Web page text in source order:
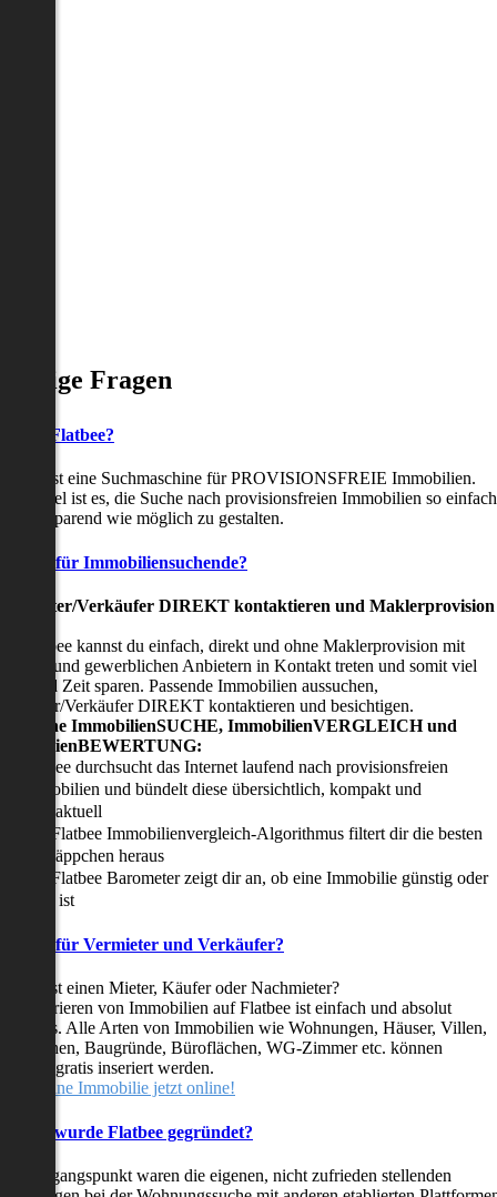
Fragen
ist Flatbee?
ist eine Suchmaschine für PROVISIONSFREIE Immobilien.
Ziel ist es, die Suche nach provisionsfreien Immobilien so einfach
zeitsparend wie möglich zu gestalten.
für Immobiliensuchende?
Verkäufer DIREKT kontaktieren und Maklerprovision
Flatbee kannst du einfach, direkt und ohne Maklerprovision mit
und gewerblichen Anbietern in Kontakt treten und somit viel
und Zeit sparen. Passende Immobilien aussuchen,
Verkäufer DIREKT kontaktieren und besichtigen.
in-one ImmobilienSUCHE, ImmobilienVERGLEICH und
Flatbee durchsucht das Internet laufend nach provisionsfreien
Immobilien und bündelt diese übersichtlich, kompakt und
tagesaktuell
Der Flatbee Immobilienvergleich-Algorithmus filtert dir die besten
Schnäppchen heraus
Der Flatbee Barometer zeigt dir an, ob eine Immobilie günstig oder
teuer ist
für Vermieter und Verkäufer?
suchst einen Mieter, Käufer oder Nachmieter?
Inserieren von Immobilien auf Flatbee ist einfach und absolut
Alle Arten von Immobilien wie Wohnungen, Häuser, Villen,
Baugründe, Büroflächen, WG-Zimmer etc. können
gratis inseriert werden.
deine Immobilie jetzt online!
wurde Flatbee gegründet?
Ausgangspunkt waren die eigenen, nicht zufrieden stellenden